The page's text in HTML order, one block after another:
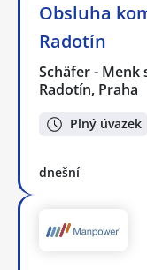
Obsluha
Radotín
Schäfer - Menk
Radotín, Praha
Plný úvazek
dnešní